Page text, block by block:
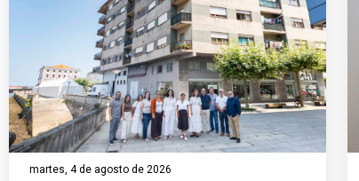
martes, 4 de agosto de 2026